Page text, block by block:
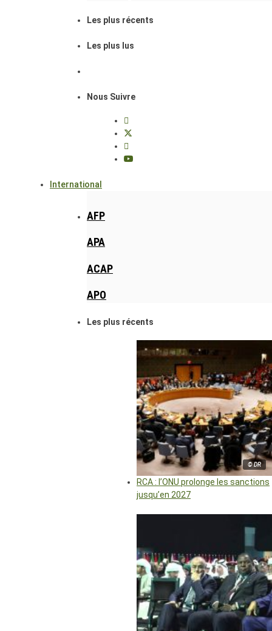
Les plus récents
Les plus lus
Nous Suivre
International
AFP
APA
ACAP
APO
Les plus récents
© DR
RCA : l’ONU prolonge les sanctions
jusqu’en 2027